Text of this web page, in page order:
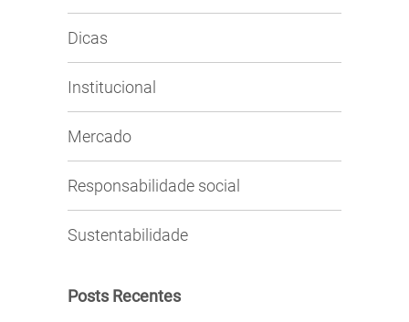
Dicas
Institucional
Mercado
Responsabilidade social
Sustentabilidade
Posts Recentes